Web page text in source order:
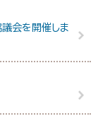
会を開催しま